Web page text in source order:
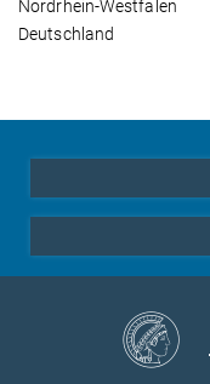
Nordrhein-Westfalen
Deutschland